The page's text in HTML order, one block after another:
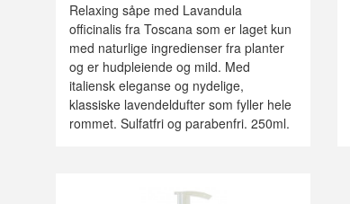
Relaxing såpe med Lavandula
officinalis fra Toscana som er laget kun
med naturlige ingredienser fra planter
og er hudpleiende og mild. Med
italiensk eleganse og nydelige,
klassiske lavendeldufter som fyller hele
rommet. Sulfatfri og parabenfri. 250ml.